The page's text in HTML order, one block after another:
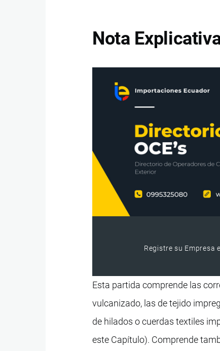
Nota
Registre su Empresa
Esta partida comprende las
vulcanizado, las de tejido
de hilados o cuerdas textiles
este Capítulo). Comprende